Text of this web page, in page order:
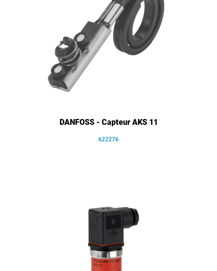
DANFOSS - Capteur AKS 11
622276